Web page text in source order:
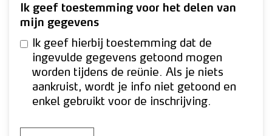
Ik geef toestemming voor het delen van
mijn gegevens
Ik geef hierbij toestemming dat de
ingevulde gegevens getoond mogen
worden tijdens de reünie. Als je niets
aankruist, wordt je info niet getoond en
enkel gebruikt voor de inschrijving.